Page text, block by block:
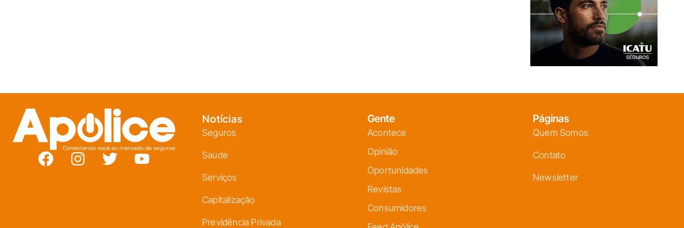
Notícias
Seguros
Saúde
Serviços
Capitalização
Previdência Privada
Gente
Acontece
Opinião
Oportunidades
Revistas
Consumidores
Páginas
Quem Somos
Contato
Newsletter